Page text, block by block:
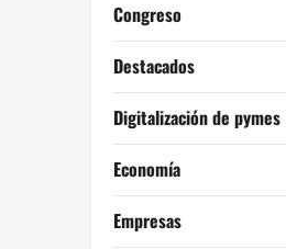
Congreso
Destacados
Digitalización de pymes
Economía
Empresas